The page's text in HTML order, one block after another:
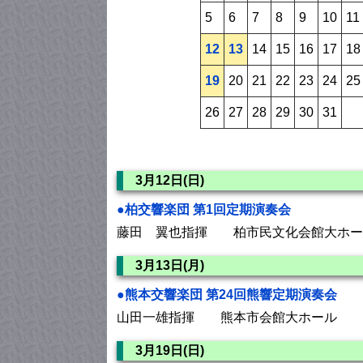
5 6 7 8 9 10 11
12 13 14 15 16 17 18
19 20 21 22 23 24 25
26 27 28 29 30 31
3月12日(日)
●柏交響楽団 第1回定期演奏会
藤田 翼也指揮 柏市民文化会館大ホ
3月13日(月)
●熊本交響楽団 第24回熊響定期演奏会
山田一雄指揮 熊本市会館大ホール
3月19日(日)